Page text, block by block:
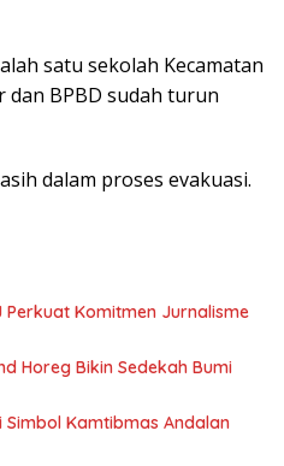
satu sekolah Kecamatan
dan BPBD sudah turun
dalam proses evakuasi.
Perkuat Komitmen Jurnalisme
Horeg Bikin Sedekah Bumi
Kamtibmas Andalan